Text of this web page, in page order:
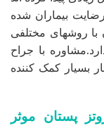
بیماران شده
با روشهای مختلفی
با جراح
بسیار کمک کننده
پستان موثر